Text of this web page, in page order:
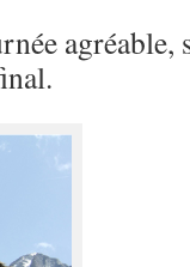
agréable,